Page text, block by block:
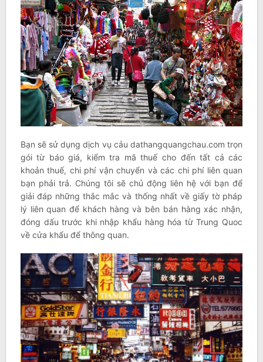
Bạn sẽ sử dụng dịch vụ cảu dathangquangchau.com trọn
gói từ báo giá, kiểm tra mã thuế cho đến tất cả các
khoản thuế, chi phí vận chuyển và các chi phí liên quan
bạn phải trả. Chúng tôi sẽ chủ động liên hệ với bạn để
giải đáp những thắc mắc và thống nhất về giấy tờ pháp
lý liên quan để khách hàng và bên bán hàng xác nhận,
đóng dấu trước khi nhập khẩu hàng hóa từ Trung Quoc
về cửa khẩu để thông quan.